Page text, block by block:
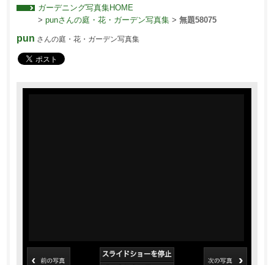
ガーデニング写真集HOME
> punさんの庭・花・ガーデン写真集> 無題58075
pun さんの庭・花・ガーデン写真集